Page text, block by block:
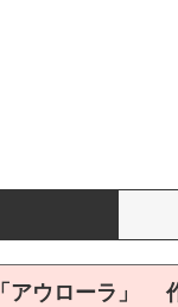
アウローラ」